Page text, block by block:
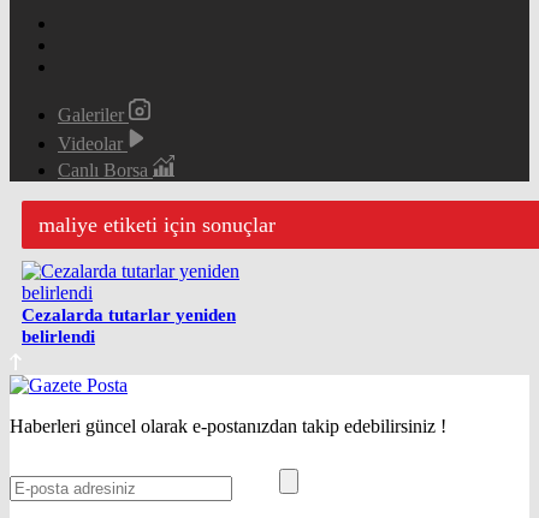
Galeriler
Videolar
Canlı Borsa
maliye etiketi için sonuçlar
Cezalarda tutarlar yeniden
belirlendi
Haberleri güncel olarak e-postanızdan takip edebilirsiniz !